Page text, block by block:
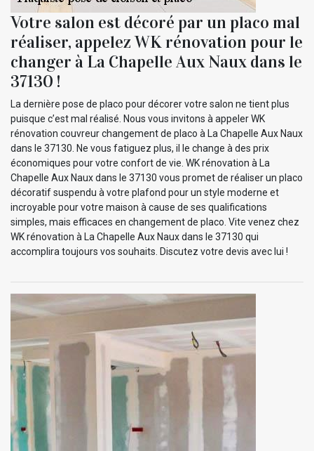
Votre salon est décoré par un placo mal
réaliser, appelez WK rénovation pour le
changer à La Chapelle Aux Naux dans le
37130 !
La dernière pose de placo pour décorer votre salon ne tient plus
puisque c’est mal réalisé. Nous vous invitons à appeler WK
rénovation couvreur changement de placo à La Chapelle Aux Naux
dans le 37130. Ne vous fatiguez plus, il le change à des prix
économiques pour votre confort de vie. WK rénovation à La
Chapelle Aux Naux dans le 37130 vous promet de réaliser un placo
décoratif suspendu à votre plafond pour un style moderne et
incroyable pour votre maison à cause de ses qualifications
simples, mais efficaces en changement de placo. Vite venez chez
WK rénovation à La Chapelle Aux Naux dans le 37130 qui
accomplira toujours vos souhaits. Discutez votre devis avec lui !